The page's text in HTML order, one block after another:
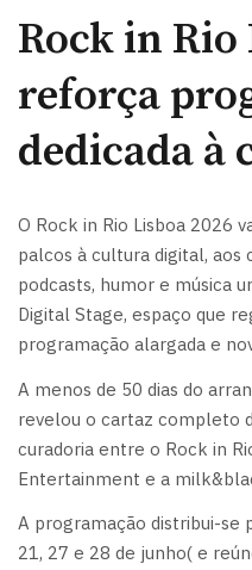
Rock in Rio
reforça
dedicada à
O Rock in Rio Lisboa 2026
palcos à cultura digital, aos
podcasts, humor e música
Digital Stage, espaço que
programação alargada e
A menos de 50 dias do
revelou o cartaz completo
curadoria entre o Rock in
Entertainment e a
A programação distribui-se
21, 27 e 28 de junho( e